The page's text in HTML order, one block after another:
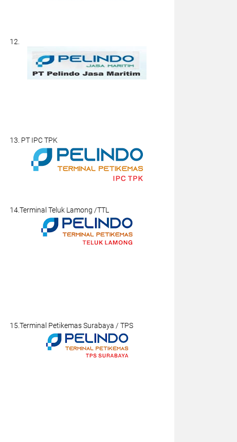
12.
13. PT IPC TPK
14.Terminal Teluk Lamong /TTL
15.Terminal Petikemas Surabaya / TPS